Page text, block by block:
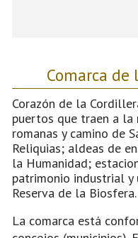
Comarca
Corazón de la
puertos que traen a la
romanas y camino de
Reliquias; aldeas de
la Humanidad;
patrimonio industrial y
Reserva de la Biosfera.
La comarca está